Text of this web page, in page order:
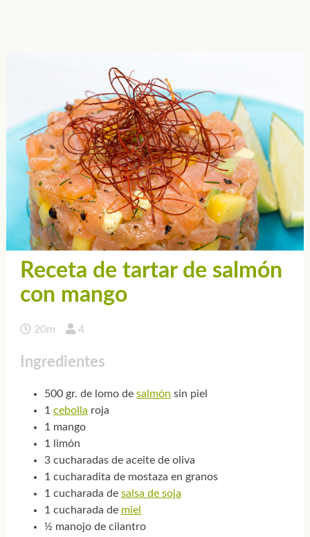
Receta de tartar de salmón
con mango
20m 4
Ingredientes
500 gr. de lomo de salmón sin piel
1 cebolla roja
1 mango
1 limón
3 cucharadas de aceite de oliva
1 cucharadita de mostaza en granos
1 cucharada de salsa de soja
1 cucharada de miel
½ manojo de cilantro